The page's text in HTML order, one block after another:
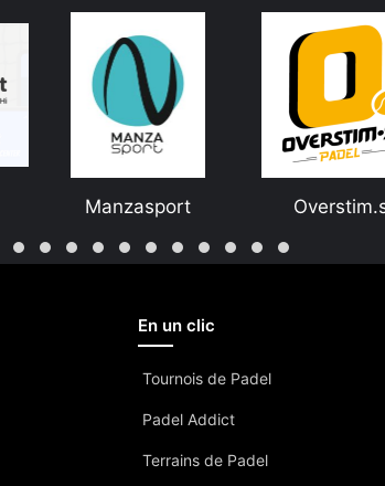
Manzasport
En un clic
Tournois de Padel
Padel Addict
Terrains de Padel